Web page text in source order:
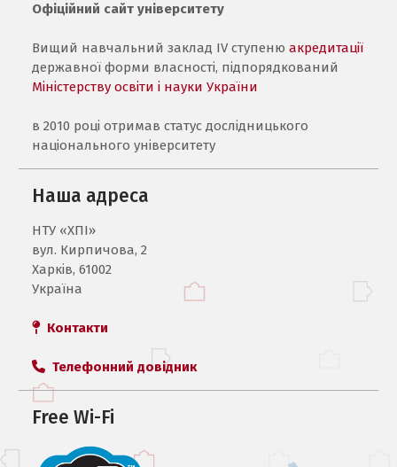
Офіційний сайт університету
Вищий навчальний заклад IV ступенюакредитації
державної форми власності, підпорядкований
Міністерству освіти і науки України
в 2010 році отримав статус дослідницького
національного університету
Наша адреса
НТУ «ХПI»
вул. Кирпичова, 2
Харків, 61002
Україна
Контакти
Телефонний довідник
Free Wi-Fi